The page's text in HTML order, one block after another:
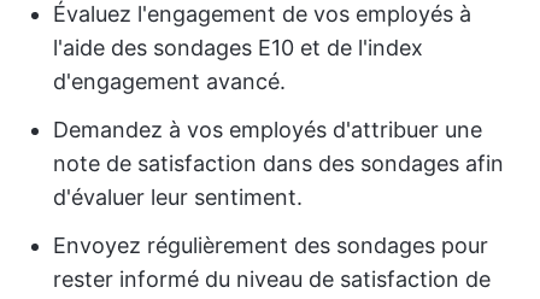
Évaluez l'engagement de vos employés à
l'aide des sondages E10 et de l'index
d'engagement avancé.
Demandez à vos employés d'attribuer une
note de satisfaction dans des sondages afin
d'évaluer leur sentiment.
Envoyez régulièrement des sondages pour
rester informé du niveau de satisfaction de